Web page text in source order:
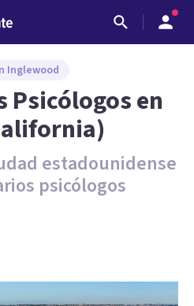
Inglewood
Psicólogos en
estadounidense
psicólogos